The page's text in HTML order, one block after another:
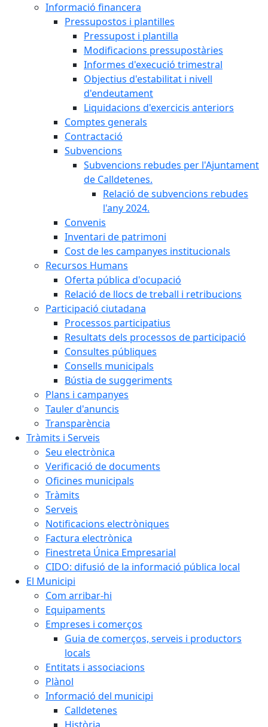
Informació financera
Pressupostos i plantilles
Pressupost i plantilla
Modificacions pressupostàries
Informes d'execució trimestral
Objectius d'estabilitat i nivell
d'endeutament
Liquidacions d'exercicis anteriors
Comptes generals
Contractació
Subvencions
Subvencions rebudes per l'Ajuntament
de Calldetenes.
Relació de subvencions rebudes
l'any 2024.
Convenis
Inventari de patrimoni
Cost de les campanyes institucionals
Recursos Humans
Oferta pública d'ocupació
Relació de llocs de treball i retribucions
Participació ciutadana
Processos participatius
Resultats dels processos de participació
Consultes públiques
Consells municipals
Bústia de suggeriments
Plans i campanyes
Tauler d'anuncis
Transparència
Tràmits i Serveis
Seu electrònica
Verificació de documents
Oficines municipals
Tràmits
Serveis
Notificacions electròniques
Factura electrònica
Finestreta Única Empresarial
CIDO: difusió de la informació pública local
El Municipi
Com arribar-hi
Equipaments
Empreses i comerços
Guia de comerços, serveis i productors
locals
Entitats i associacions
Plànol
Informació del municipi
Calldetenes